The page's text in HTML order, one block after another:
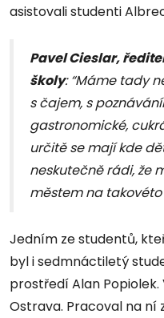
asistovali studenti
Pavel Cieslar,
školy: “Máme tady
s čajem, s
gastronomické,
určitě se mají kde
neskutečně rádi, že
městem na takovéto
Jedním ze studentů,
byl i sedmnáctiletý
prostředí Alan Popiolek.
Ostrava. Pracoval na ní